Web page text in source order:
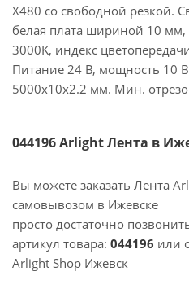
X480 со свободной резкой.
белая плата шириной 10
3000K, индекс
Питание 24 В, мощность 10
5000х10х2.2 мм. Мин.
044196 Arlight Лента в
Вы можете заказать Лента
самовывозом в Ижевске
просто достаточно
артикул товара: 044196 или
Arlight Shop Ижевск